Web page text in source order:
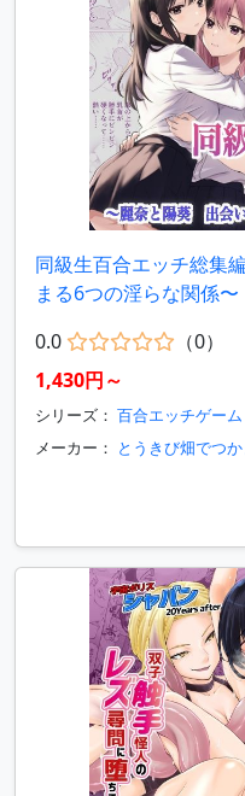
同級生百合エッチ総集
まる6つの淫らな関係〜
0.0
（0）
1,430円～
シリーズ： 百合エッチゲーム
メーカー： とうきび畑でつ